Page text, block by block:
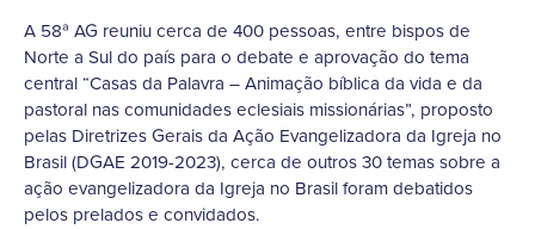
A 58ª AG reuniu cerca de 400 pessoas, entre bispos de
Norte a Sul do país para o debate e aprovação do tema
central “Casas da Palavra – Animação bíblica da vida e da
pastoral nas comunidades eclesiais missionárias”, proposto
pelas Diretrizes Gerais da Ação Evangelizadora da Igreja no
Brasil (DGAE 2019-2023), cerca de outros 30 temas sobre a
ação evangelizadora da Igreja no Brasil foram debatidos
pelos prelados e convidados.